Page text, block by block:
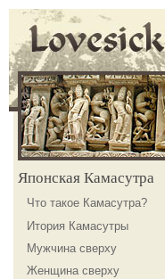
Японская Камасутра
Что такое Камасутра?
Итория Камасутры
Мужчина сверху
Женщина сверху